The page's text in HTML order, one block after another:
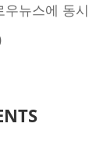
뉴스에 동시